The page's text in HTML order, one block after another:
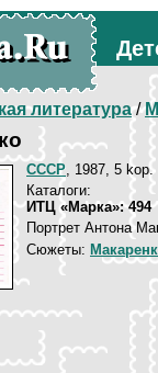
литература/
СССР, 1987, 5 kop.
Каталоги:
ИТЦ «Марка»: 494
Портрет Антона
Сюжеты: